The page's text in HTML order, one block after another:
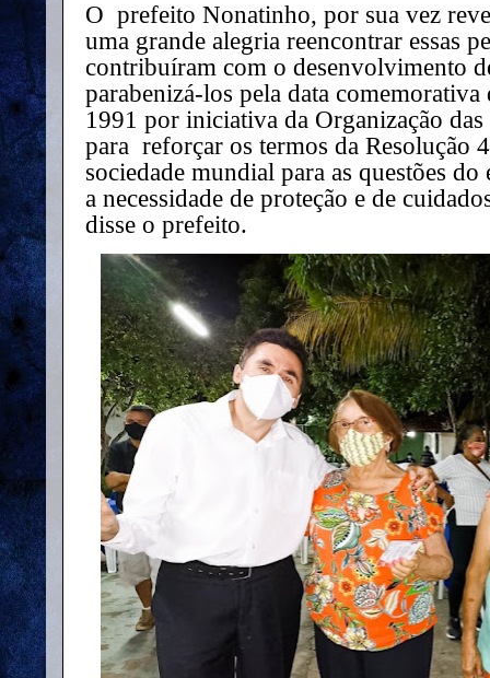
O prefeito Nonatinho, por sua vez
uma grande alegria reencontrar essas
contribuíram com o desenvolvimento
parabenizá-los pela data
1991 por iniciativa da Organização
para reforçar os termos da Resolução
sociedade mundial para as questões
a necessidade de proteção e de
disse o prefeito.